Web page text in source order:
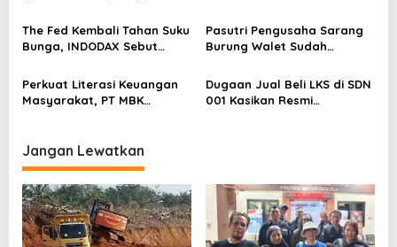
Blockchain
The Fed Kembali Tahan Suku
Bunga, INDODAX Sebut
Sentimen Pasar
Pasutri Pengusaha Sarang
Burung Walet Sudah
Pelapor Desak Polda Jambi
Segera Lakukan Penahanan
Perkuat Literasi Keuangan
Masyarakat, PT MBK
Dugaan Jual Beli LKS di SDN
001 Kasikan Resmi
Jangan Lewatkan